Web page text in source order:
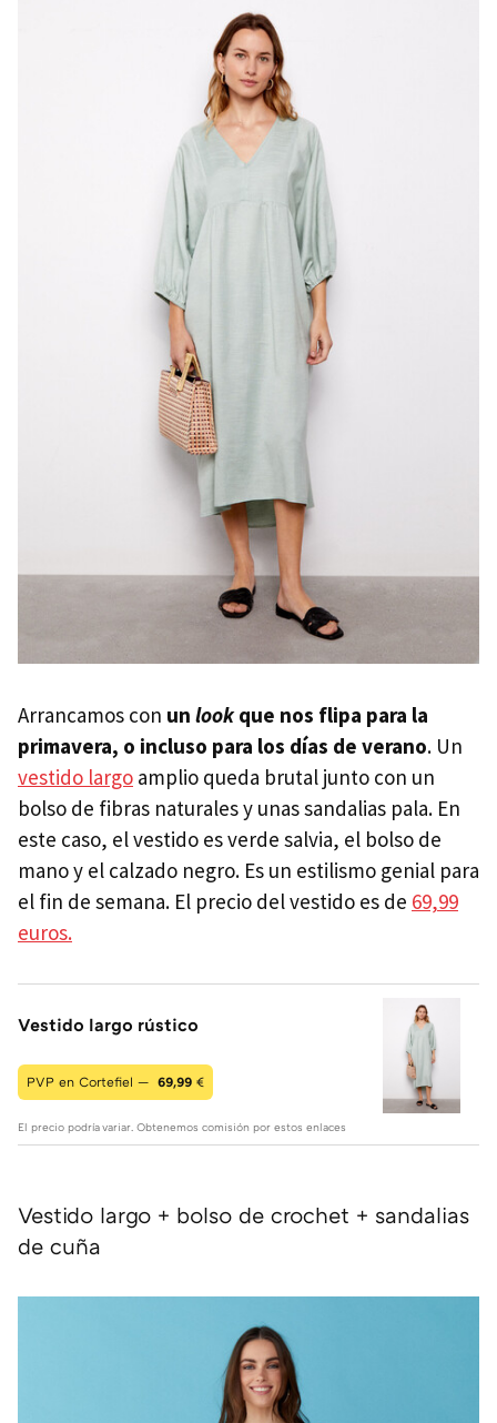
Arrancamos con un lookque nos flipa para la
primavera, o incluso para los días de verano. Un
vestido largo amplio queda brutal junto con un
bolso de fibras naturales y unas sandalias pala. En
este caso, el vestido es verde salvia, el bolso de
mano y el calzado negro. Es un estilismo genial para
el fin de semana. El precio del vestido es de 69,99
euros.
Vestido largo rústico
PVP en Cortefiel — 69,99 €
El precio podría variar. Obtenemos comisión por estos enlaces
Vestido largo + bolso de crochet + sandalias
de cuña